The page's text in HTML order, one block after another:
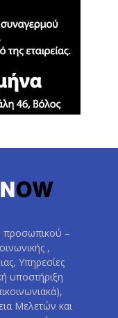
προσωπικού –
,
Υπηρεσίες
υποστήριξη
Μελετών και